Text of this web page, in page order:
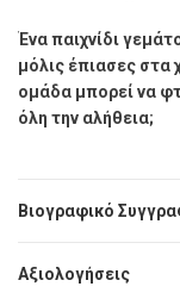
Ένα παιχνίδι
μόλις έπιασες στα
ομάδα μπορεί να
όλη την αλήθεια;
Βιογραφικό
Αξιολογήσεις